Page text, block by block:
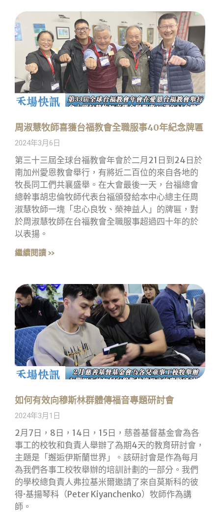
周淑慧牧師喜獲台福教會全職服事40年紀念牌匾
2024年3月6日
第三十三屆全球台福教會年會於二月21日到24日於
南加州愛恩教會舉行，有將近二百位的來自各地的
牧長同工們共襄盛舉。在大會最後一天，台福總會
總幹事胡忠倫牧師代表台福頒發給本中心總主任周
淑慧牧師一塊「忠心良牧、榮神益人」的牌匾，對
於周淑慧牧師在台福教會全職服事超過四十年的於
以表揚。
繼續閱讀 »
如何有效向穆斯林群體傳福音專題研討會
2024年3月1日
2月7日，8日，14日，15日，慈善基督基金會為各
事工的校牧和負責人舉辦了為期4天的教育研討會，
主題是「邂逅伊斯蘭世界」。該研討會是作為每月
為我們各事工校牧舉辦的培訓計劃的一部分。我們
的學校總負責人弗拉基米爾邀請了來自莫斯科的彼
得·基揚琴科（Peter Kiyanchenko）牧師作為講
師。